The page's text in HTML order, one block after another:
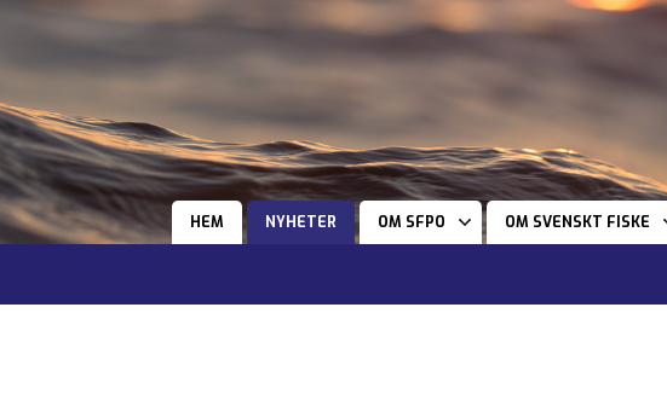
HEM NYHETER OM SFPO OM SVENSKT FISKE